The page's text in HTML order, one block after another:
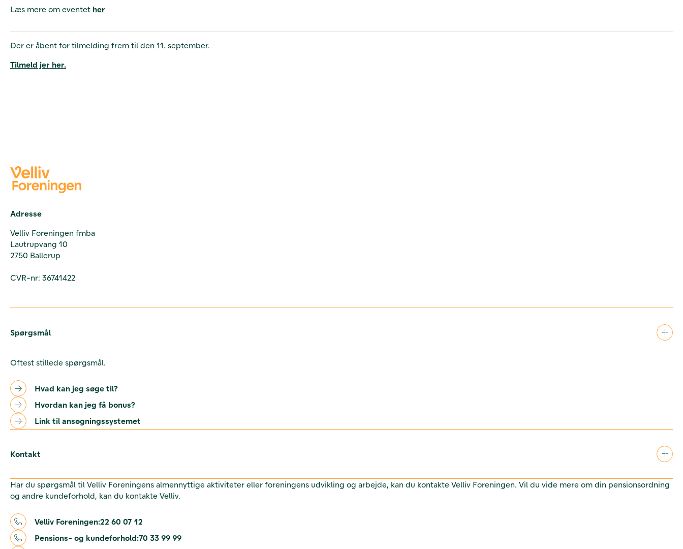
Læs mere om eventet her
Der er åbent for tilmelding frem til den 11. september.
Tilmeld jer her.
Adresse
Velliv Foreningen fmba
Lautrupvang 10
2750 Ballerup
CVR-nr: 36741422
Spørgsmål
Oftest stillede spørgsmål.
Hvad kan jeg søge til?
Hvordan kan jeg få bonus?
Link til ansøgningssystemet
Kontakt
Har du spørgsmål til Velliv Foreningens almennyttige aktiviteter eller foreningens udvikling og arbejde, kan du kontakte Velliv Foreningen. Vil du vide mere om din pensionsordning
og andre kundeforhold, kan du kontakte Velliv.
Velliv Foreningen:22 60 07 12
Pensions- og kundeforhold:70 33 99 99